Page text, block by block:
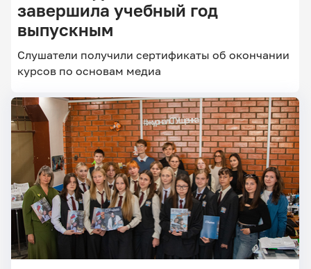
Главные
завершила учебный год
выпускным
Слушатели получили сертификаты об окончании
курсов по основам медиа